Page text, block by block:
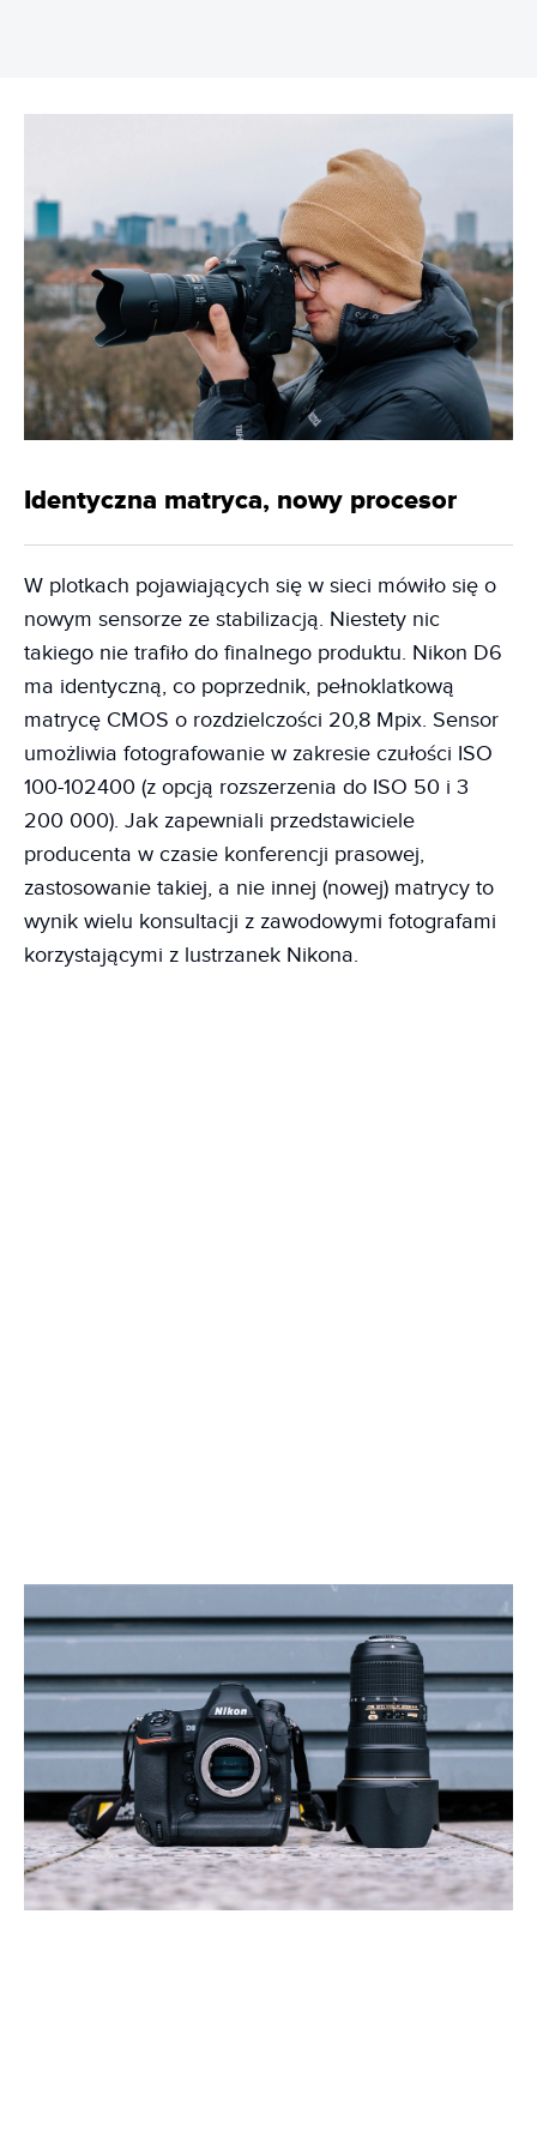
Identyczna matryca, nowy procesor
W plotkach pojawiających się w sieci mówiło się o
nowym sensorze ze stabilizacją. Niestety nic
takiego nie trafiło do finalnego produktu. Nikon D6
ma identyczną, co poprzednik, pełnoklatkową
matrycę CMOS o rozdzielczości 20,8 Mpix. Sensor
umożliwia fotografowanie w zakresie czułości ISO
100-102400 (z opcją rozszerzenia do ISO 50 i 3
200 000). Jak zapewniali przedstawiciele
producenta w czasie konferencji prasowej,
zastosowanie takiej, a nie innej (nowej) matrycy to
wynik wielu konsultacji z zawodowymi fotografami
korzystającymi z lustrzanek Nikona.